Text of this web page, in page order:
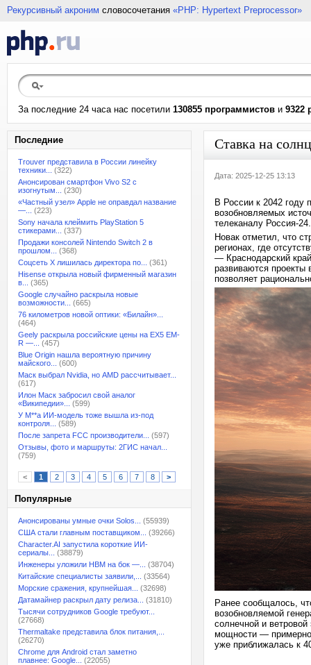
Рекурсивный акроним словосочетания «PHP: Hypertext Preprocessor»
За последние 24 часа нас посетили 130855 программистов и 9322
Последние
Trouver представила в России линейку
техники...
(322)
Анонсирован смартфон Vivo S2 с
изогнутым...
(230)
«Частный узел» Apple не оправдал название
—...
(223)
Sony начала клеймить PlayStation 5
стикерами...
(337)
Продажи консолей Nintendo Switch 2 в
прошлом...
(368)
Соцсеть X лишилась директора по...
(361)
Hisense открыла новый фирменный магазин
в...
(365)
Google случайно раскрыла новые
возможности...
(665)
76 километров новой оптики: «Билайн»...
(464)
Geely раскрыла российские цены на EX5 EM-
R —...
(457)
Blue Origin нашла вероятную причину
майского...
(600)
Маск выбрал Nvidia, но AMD рассчитывает...
(617)
Илон Маск забросил свой аналог
«Википедии»...
(599)
У M**a ИИ-модель тоже вышла из-под
контроля...
(589)
После запрета FCC производители...
(597)
Отзывы, фото и маршруты: 2ГИС начал...
(759)
< 1 2 3 4 5 6 7 8 >
Популярные
Анонсированы умные очки Solos...
(55939)
США стали главным поставщиком...
(39266)
Character.AI запустила короткие ИИ-
сериалы...
(38879)
Инженеры уложили HBM на бок —...
(38704)
Китайские специалисты заявили,...
(33564)
Морские сражения, крупнейшая...
(32698)
Датамайнер раскрыл дату релиза...
(31810)
Тысячи сотрудников Google требуют...
(27668)
Thermaltake представила блок питания,...
(26270)
Chrome для Android стал заметно
плавнее: Google...
(22055)
Ставка на
Дата: 2025-12-25 13:13
В России к 2042 году
возобновляемых
телеканалу Россия-24.
Новак отметил, что
регионах, где
— Краснодарский
развиваются проекты
позволяет
Ранее сообщалось,
возобновляемой
солнечной и
мощности — примерно
уже приближалась к